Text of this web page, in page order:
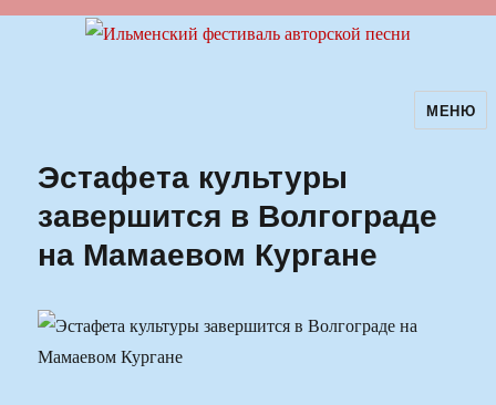
Ильменский фестиваль авторскойМЕНЮ
Эстафета культуры
завершится в Волгограде
на Мамаевом Кургане